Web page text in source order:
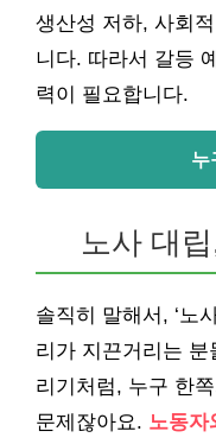
생산성 저하, 사회
니다. 따라서 갈등
력이 필요합니다.
누
노사 대
솔직히 말해서, ‘노
리가 지끈거리는
리기처럼, 누구 한
문제잖아요. 노동자